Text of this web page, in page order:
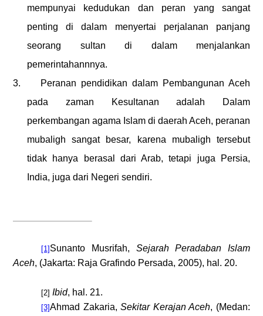
mempunyai kedudukan dan peran yang sangat
penting di dalam menyertai perjalanan panjang
seorang sultan di dalam menjalankan
pemerintahannnya.
3.
Peranan pendidikan dalam Pembangunan Aceh
pada zaman Kesultanan adalah Dalam
perkembangan agama Islam di daerah Aceh, peranan
mubaligh sangat besar, karena mubaligh tersebut
tidak hanya berasal dari Arab, tetapi juga Persia,
India, juga dari Negeri sendiri.
[1] Sunanto Musrifah, Sejarah Peradaban Islam
Aceh, (Jakarta: Raja Grafindo Persada, 2005), hal. 20.
[2] Ibid, hal. 21.
[3]Ahmad Zakaria,Sekitar Kerajan Aceh, (Medan: